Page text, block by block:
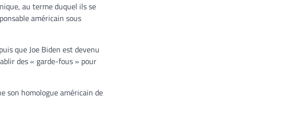
au terme duquel ils se
américain sous
que Joe Biden est devenu
des « garde-fous » pour
son homologue américain de